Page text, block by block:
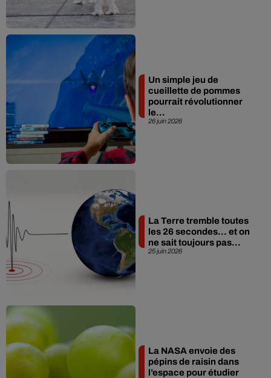
26 juin 2026
Un simple jeu de
cueillette de pommes
pourrait révolutionner
le...
25 juin 2026
La Terre tremble toutes
les 26 secondes… et on
ne sait toujours pas...
La NASA envoie des
pépins de raisin dans
l’espace pour étudier